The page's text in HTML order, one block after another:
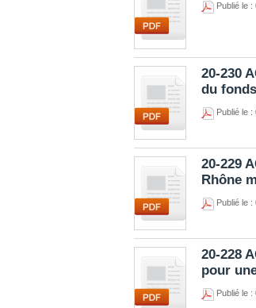
Publié le :
20-230
du
Publié le :
20-229
Rhône
Publié le :
20-228
pour
Publié le :